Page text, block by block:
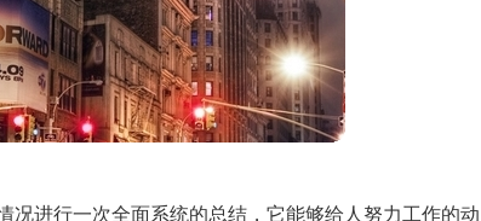
况进行一次全面系统的总结，它能够给人努力工作的动